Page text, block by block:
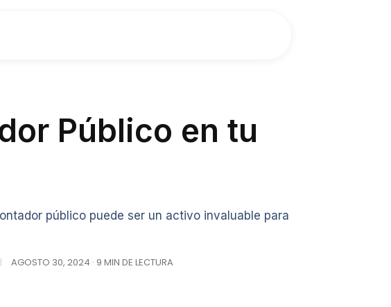
Público en tu
público puede ser un activo invaluable para
| AGOSTO 30, 2024 · 9 MIN DE LECTURA